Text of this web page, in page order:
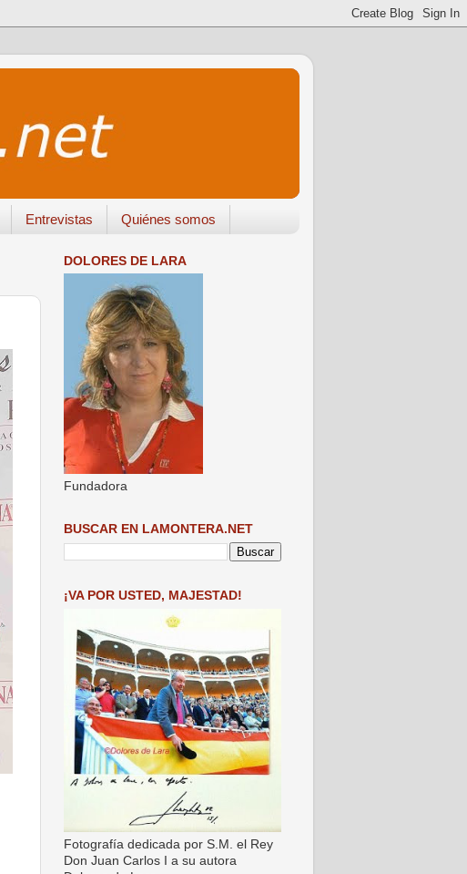
Entrevistas Quiénes somos
DOLORES DE LARA
Fundadora
BUSCAR EN LAMONTERA.NET
¡VA POR USTED, MAJESTAD!
Fotografía dedicada por S.M. el Rey
Don Juan Carlos I a su autora